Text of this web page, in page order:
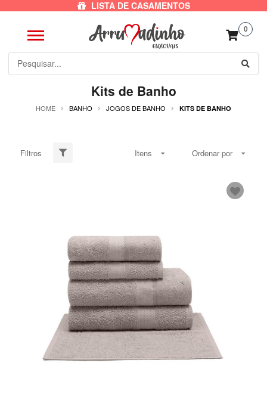
LISTA DE CASAMENTOS
0
Kits de Banho
HOME BANHO JOGOS DE BANHO KITS DE BANHO
Filtros Itens Ordenar por